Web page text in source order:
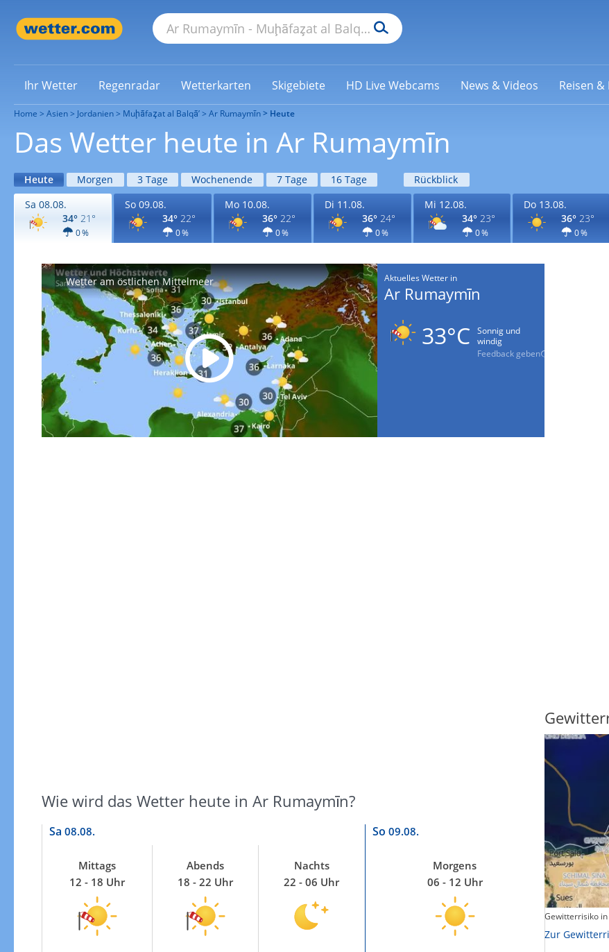
Ihr Wetter Regenradar Wetterkarten Skigebiete HD Live Webcams News & Videos Reisen &
Home Asien Jordanien Muḩāfaz̧at al Balqā’ Ar Rumaymīn Heute
Das Wetter heute in Ar Rumaymīn
Heute Morgen 3 Tage Wochenende 7 Tage 16 Tage
Rückblick
Sa 08.08.
34° 21°
0 %
So 09.08.
34° 22°
0 %
Mo 10.08.
36° 22°
0 %
Di 11.08.
36° 24°
0 %
Mi 12.08.
34° 23°
0 %
Do 13.08.
36° 23°
0 %
Wetter am östlichen Mittelmeer Aktuelles Wetter in
Ar Rumaymīn
33°C
Sonnig und
windig
Feedback geben
Wie wird das Wetter heute in Ar Rumaymīn?
Sa 08.08. So 09.08.
Mittags
12 - 18 Uhr
Abends
18 - 22 Uhr
Nachts
22 - 06 Uhr
Morgens
06 - 12 Uhr
Windgeschwindigkeiten in 3h
Zur Windgeschwindigkeitenkarte
Sonnenschein heute
Zur Sonnenscheindauerkarte
Gewitterrisiko in
Zur